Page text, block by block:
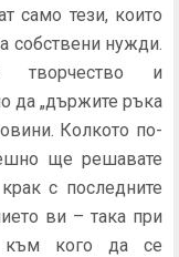
само тези, които
собствени нужди.
творчество и
да „държите ръка
Колкото по-
ще решавате
с последните
ви – така при
към кого да се